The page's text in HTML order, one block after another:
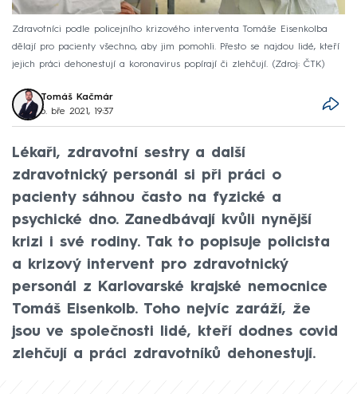
Zdravotníci podle policejního krizového interventa Tomáše Eisenkolba
dělají pro pacienty všechno, aby jim pomohli. Přesto se najdou lidé, kteří
jejich práci dehonestují a koronavirus popírají či zlehčují.
Zdroj: ČTK
Tomáš Kačmár
6. bře 2021, 19:37
Lékaři, zdravotní sestry a další
zdravotnický personál si při práci o
pacienty sáhnou často na fyzické a
psychické dno. Zanedbávají kvůli nynější
krizi i své rodiny. Tak to popisuje policista
a krizový intervent pro zdravotnický
personál z Karlovarské krajské nemocnice
Tomáš Eisenkolb. Toho nejvíc zaráží, že
jsou ve společnosti lidé, kteří dodnes covid
zlehčují a práci zdravotníků dehonestují.